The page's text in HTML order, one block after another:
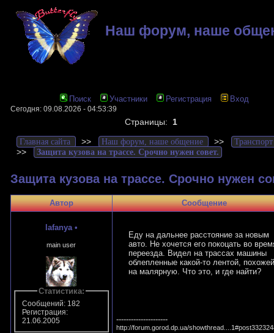
Наш форум, наше
Поиск Участники Регистрация Вход
Сегодня: 09.08.2026 - 04:53:39
Страницы: 1
Главная сайта >> Наш форум, наше общение >> Транспорт
>> Защита кузова на трассе. Срочно нужен совет.
Защита кузова на трассе. Срочно нужен
Автор Сообщение
lafanya •
main user
Статистика:
Сообщений: 182
Регистрация:
21.06.2005
Еду на дальнее расстояние за новым
авто. Не хочется его покоцать во
переезда. Видел на трассах машины
облепленные какой-то лентой, похожей
на малярную. Что это, и где найти?
---------------------
http://forum.gorod.dp.ua/